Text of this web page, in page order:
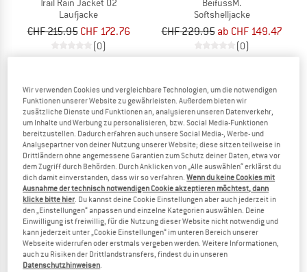
Trail Rain Jacket 02
Laufjacke
CHF 215.95 CHF 172.76
(0)
BeifussM.
Softshelljacke
CHF 229.95 ab CHF 149.47
(0)
NNORMAL
Bora Wind Jacket
Laufjacke
60%
CRAFT
ADV Backcountry Hybrid Jacket
Wir verwenden Cookies und vergleichbare Technologien, um die notwendigen
Funktionen unserer Website zu gewährleisten. Außerdem bieten wir
zusätzliche Dienste und Funktionen an, analysieren unseren Datenverkehr,
um Inhalte und Werbung zu personalisieren, bzw. Social Media-Funktionen
bereitzustellen. Dadurch erfahren auch unsere Social Media-, Werbe- und
Analysepartner von deiner Nutzung unserer Website; diese sitzen teilweise in
Drittländern ohne angemessene Garantien zum Schutz deiner Daten, etwa vor
dem Zugriff durch Behörden. Durch Anklicken von „Alle auswählen“ erklärst du
dich damit einverstanden, dass wir so verfahren.Wenn du keine Cookies mit
Ausnahme der technisch notwendigen Cookie akzeptieren möchtest, dann
klicke bitte hier . Du kannst deine Cookie Einstellungen aber auch jederzeit in
den „Einstellungen“ anpassen und einzelne Kategorien auswählen. Deine
Einwilligung ist freiwillig, für die Nutzung dieser Website nicht notwendig und
kann jederzeit unter „Cookie Einstellungen“ im unteren Bereich unserer
Webseite widerrufen oder erstmals vergeben werden. Weitere Informationen,
auch zu Risiken der Drittlandstransfers, findest du in unseren
Datenschutzhinweisen